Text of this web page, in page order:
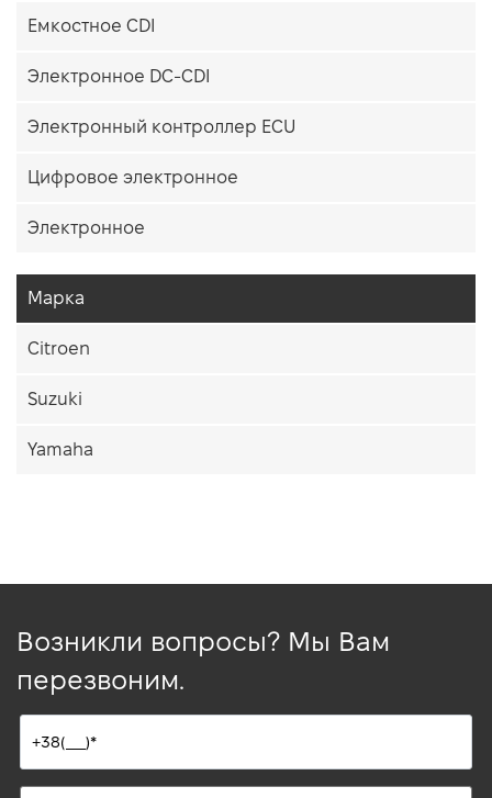
Емкостное CDI
Электронное DC-CDI
Электронный контроллер ECU
Цифровое электронное
Электронное
Марка
Citroen
Suzuki
Yamaha
Возникли вопросы? Мы Вам
перезвоним.